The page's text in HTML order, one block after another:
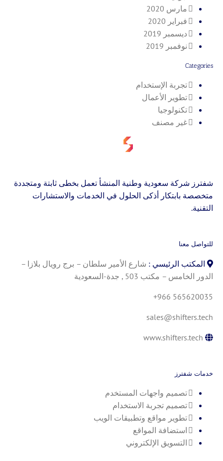
مارس 2020
فبراير 2020
ديسمبر 2019
نوفمبر 2019
Categories
تجربة الإستخدام
تطوير الأعمال
تكنولوجيا
غير مصنف
شفترز شركة سعودية وطنية المنشأ تعمل بخطى ثابتة ومتجددة
متخصصة بابتكار أذكى الحلول في الخدمات والاستشارات
التقنية.
للتواصل معنا
المكتب الرئيسي : شارع الأمير سلطان – برج رويال بلازا –
الدور الخامس – مكتب 503 , جدة-السعودية
+966 565620035
sales@shifters.tech
www.shifters.tech
خدمات شفترز
تصميم واجهات المستخدم
تصميم تجربة الاستخدام
تطوير مواقع وتطبيقات الويب
استضافة المواقع
التسويق الإلكتروني